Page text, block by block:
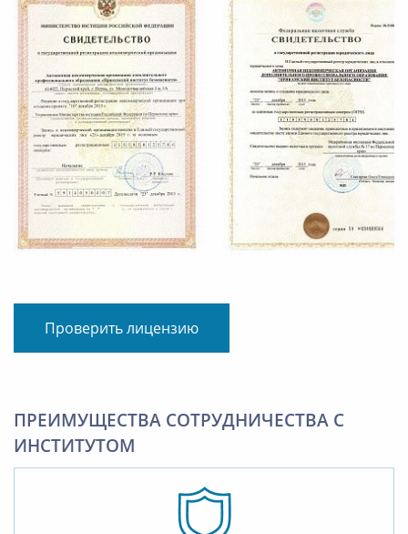
Проверить лицензию
ПРЕИМУЩЕСТВА СОТРУДНИЧЕСТВА С
ИНСТИТУТОМ